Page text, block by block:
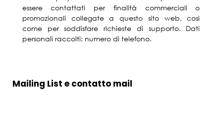
essere contattati per finalità commerciali o
promozionali collegate a questo sito web, così
come per soddisfare richieste di supporto. Dati
personali raccolti: numero di telefono.
Mailing List e contatto mail